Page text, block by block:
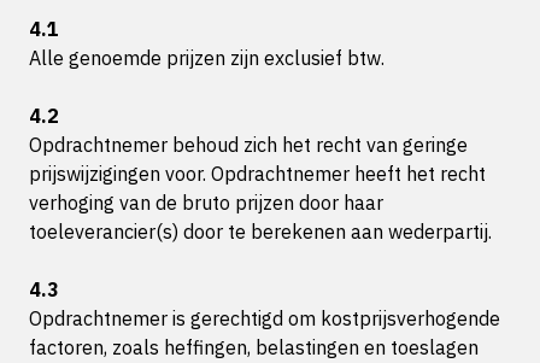
4.1
Alle genoemde prijzen zijn exclusief btw.
4.2
Opdrachtnemer behoud zich het recht van geringe
prijswijzigingen voor. Opdrachtnemer heeft het recht
verhoging van de bruto prijzen door haar
toeleverancier(s) door te berekenen aan wederpartij.
4.3
Opdrachtnemer is gerechtigd om kostprijsverhogende
factoren, zoals heffingen, belastingen en toeslagen